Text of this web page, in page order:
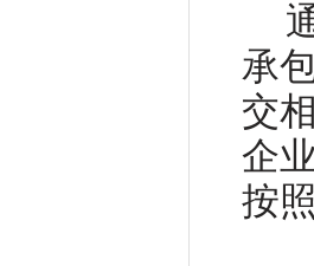
承
交
企
按